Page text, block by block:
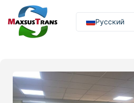
Русский
O‘zbekcha